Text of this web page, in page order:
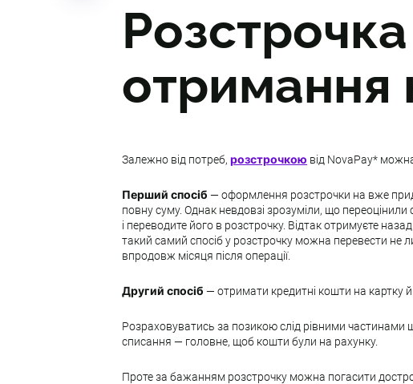
отримання
Залежно від потреб, розстрочкою від NovaPay*
Перший спосіб — оформлення розстрочки на вже
повну суму. Однак невдовзі зрозуміли, що переоцінили
і переводите його в розстрочку. Відтак отримуєте
такий самий спосіб у розстрочку можна перевести не
впродовж місяця після операції.
Другий спосіб — отримати кредитні кошти на картку й
Розраховуватись за позикою слід рівними
списання — головне, щоб кошти були на рахунку.
Проте за бажанням розстрочку можна погасити